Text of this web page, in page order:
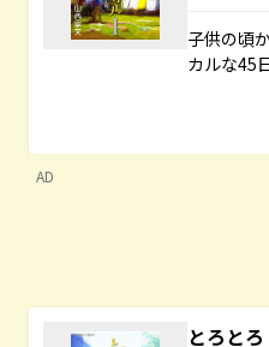
子供の頃
カルな45
AD
とろと